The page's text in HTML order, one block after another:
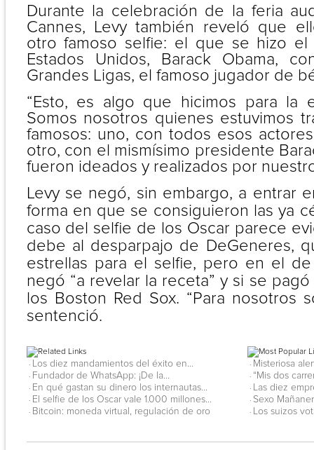
Durante la celebración de la feria
Cannes, Levy también reveló que
otro famoso selfie: el que se hizo
Estados Unidos, Barack Obama,
Grandes Ligas, el famoso jugador de
“Esto, es algo que hicimos para la
Somos nosotros quienes estuvimos
famosos: uno, con todos esos
otro, con el mismísimo presidente
fueron ideados y realizados por
Levy se negó, sin embargo, a entrar
forma en que se consiguieron las ya
caso del selfie de los Oscar parece
debe al desparpajo de DeGeneres,
estrellas para el selfie, pero en el
negó “a revelar la receta” y si se
los Boston Red Sox. “Para nosotros
sentenció.
· Los diez mandamientos del éxito en...
· Fundador de WhatsApp: ¡De la...
· En qué gastan su dinero los internautas...
· El selfie de los Oscar vale 1.000 millones...
· Bitcoin: moneda virtual, regulación de oro
· Misteriosa
· “Mis dos
· Las diez
· Sexo
· Los suizos